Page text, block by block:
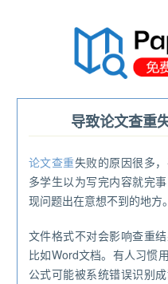
导致论文查重
论文查重失败的原因很多
多学生以为写完内容就完
现问题出在意想不到的地方。
文件格式不对会影响查重
比如Word文档。有人习惯
公式可能被系统错误识别